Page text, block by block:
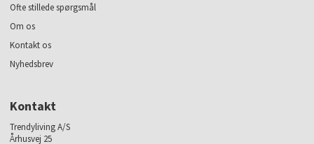
Ofte stillede spørgsmål
Om os
Kontakt os
Nyhedsbrev
Kontakt
Trendyliving A/S
Århusvej 25